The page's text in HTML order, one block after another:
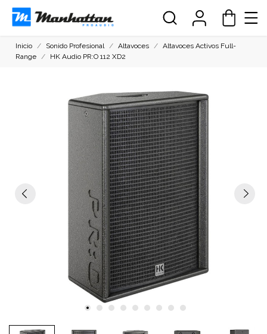
Inicio Sonido Profesional Altavoces
Altavoces Activos Full-
Range
HK Audio PR:O 112 XD2